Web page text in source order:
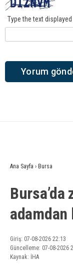
Type the text
Ana Sayfa › Bursa
adamdan
Giriş: 07-08-2026 22:13
Güncelleme: 07-08-2026
Kaynak: İHA